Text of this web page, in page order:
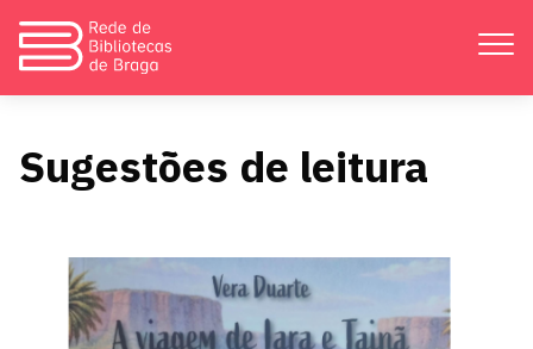
Bibliotecas
Sugestões de leitura